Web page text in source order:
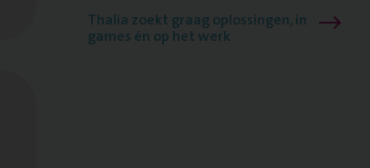
Thalia zoekt graag oplossingen, in
games én op het werk